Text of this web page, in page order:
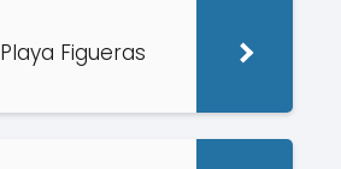
Playa Figueras